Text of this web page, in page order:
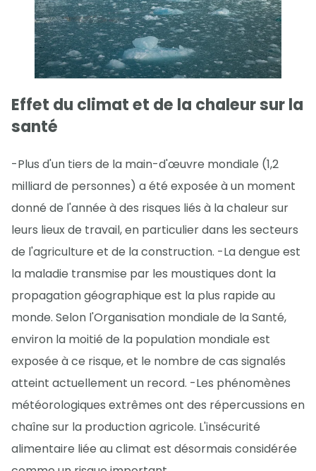
Effet du climat et de la chaleur sur la
santé
-Plus d'un tiers de la main-d'œuvre mondiale (1,2
milliard de personnes) a été exposée à un moment
donné de l'année à des risques liés à la chaleur sur
leurs lieux de travail, en particulier dans les secteurs
de l'agriculture et de la construction. -La dengue est
la maladie transmise par les moustiques dont la
propagation géographique est la plus rapide au
monde. Selon l'Organisation mondiale de la Santé,
environ la moitié de la population mondiale est
exposée à ce risque, et le nombre de cas signalés
atteint actuellement un record. -Les phénomènes
météorologiques extrêmes ont des répercussions en
chaîne sur la production agricole. L'insécurité
alimentaire liée au climat est désormais considérée